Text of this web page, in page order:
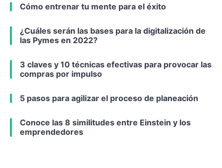
Cómo entrenar tu mente para el éxito
¿Cuáles serán las bases para la digitalización de
las Pymes en 2022?
3 claves y 10 técnicas efectivas para provocar las
compras por impulso
5 pasos para agilizar el proceso de planeación
Conoce las 8 similitudes entre Einstein y los
emprendedores